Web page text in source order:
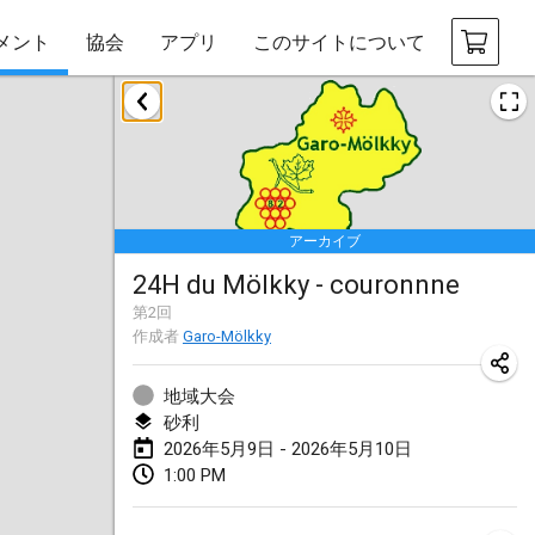
ント 協会 アプリ このサイトについて
アーカイブ
24H du Mölkky - couronnne
第2回
作成者 Garo-Mölkky
地域大会
砂利
2026年5月9日 - 2026年5月10日
1:00 PM
2026年1月
Tournoi de la bonne année
2026年1月10日| フランス
Open de Boulay Triplette
2026年1月17日| フランス
Concours de Honnelles
2026年1月18日|ベルギー
2026年1月31日|フランス